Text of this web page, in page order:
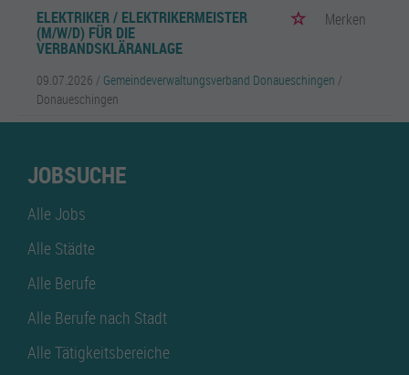
ELEKTRIKER / ELEKTRIKERMEISTER
(M/W/D) FÜR DIE
VERBANDSKLÄRANLAGE
Merken
09.07.2026 / Gemeindeverwaltungsverband Donaueschingen /
Donaueschingen
JOBSUCHE
Alle Jobs
Alle Städte
Alle Berufe
Alle Berufe nach Stadt
Alle Tätigkeitsbereiche